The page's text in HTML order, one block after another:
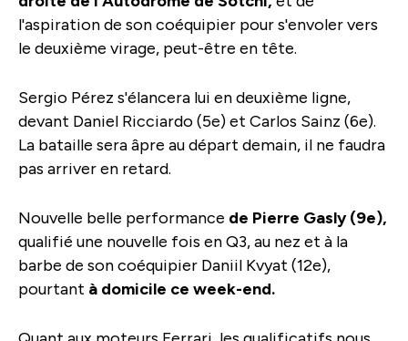
l'aspiration de son coéquipier pour s'envoler vers
le deuxième virage, peut-être en tête.
Sergio Pérez s'élancera lui en deuxième ligne,
devant Daniel Ricciardo (5e) et Carlos Sainz (6e).
La bataille sera âpre au départ demain, il ne faudra
pas arriver en retard.
Nouvelle belle performance de Pierre Gasly (9e),
qualifié une nouvelle fois en Q3, au nez et à la
barbe de son coéquipier Daniil Kvyat (12e),
pourtant à domicile ce week-end.